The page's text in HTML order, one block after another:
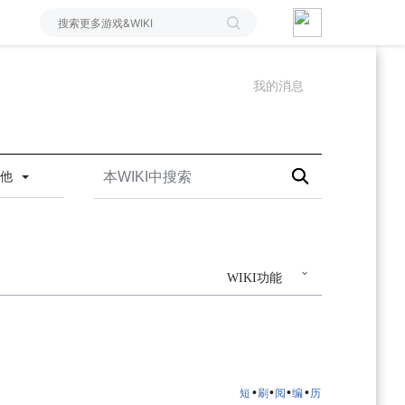
我的消息
WIKI功能
短 •刷•阅•编•历